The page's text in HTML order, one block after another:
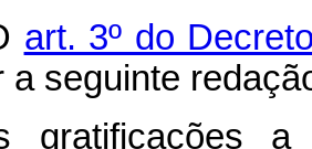
art. 3º do
a seguinte
gratificações